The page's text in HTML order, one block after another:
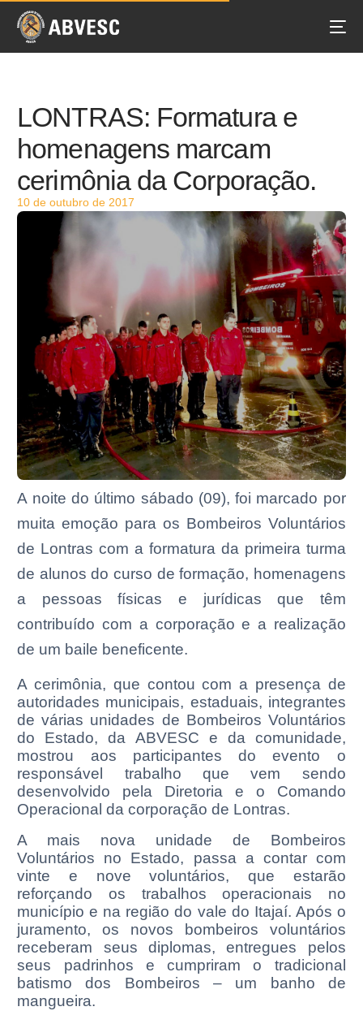
LONTRAS: Formatura e
homenagens marcam
cerimônia da Corporação.
10 de outubro de 2017
A noite do último sábado (09), foi marcado por
muita emoção para os Bombeiros Voluntários
de Lontras com a formatura da primeira turma
de alunos do curso de formação, homenagens
a pessoas físicas e jurídicas que têm
contribuído com a corporação e a realização
de um baile beneficente.
A cerimônia, que contou com a presença de
autoridades municipais, estaduais, integrantes
de várias unidades de Bombeiros Voluntários
do Estado, da ABVESC e da comunidade,
mostrou aos participantes do evento o
responsável trabalho que vem sendo
desenvolvido pela Diretoria e o Comando
Operacional da corporação de Lontras.
A mais nova unidade de Bombeiros
Voluntários no Estado, passa a contar com
vinte e nove voluntários, que estarão
reforçando os trabalhos operacionais no
município e na região do vale do Itajaí. Após o
juramento, os novos bombeiros voluntários
receberam seus diplomas, entregues pelos
seus padrinhos e cumpriram o tradicional
batismo dos Bombeiros – um banho de
mangueira.